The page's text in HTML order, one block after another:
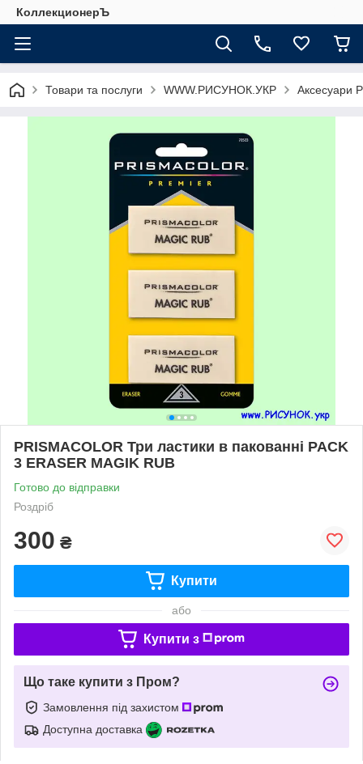
КоллекционерЪ
Товари та послуги WWW.РИСУНОК.УКР Аксесуари
PRISMACOLOR Три ластики в пакованні PACK
3 ERASER MAGIK RUB
Готово до відправки
Роздріб
300 ₴
Купити
або
Купити з
Що таке купити з Пром?
Замовлення під захистом
Доступна доставка